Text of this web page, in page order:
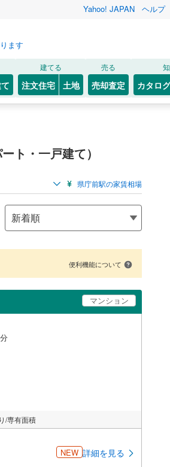
Yahoo! JAPAN ヘルプ
ます
建てる
注文住宅 土地
売る
売却査定 カタロ
ト・一戸建て）
県庁前駅の家賃相場
便利機能について
マンション
/専有面積
NEW 詳細を見る